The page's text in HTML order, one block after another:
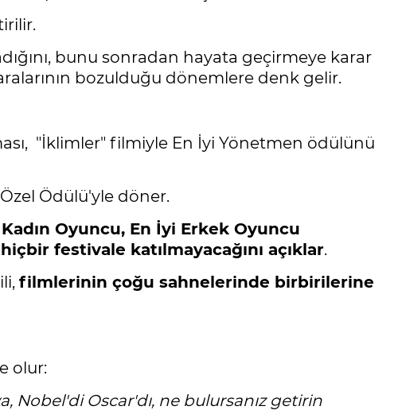
bunu sonradan hayata geçirmeye karar
bozulduğu dönemlere denk gelir.
"İklimler" filmiyle En İyi Yönetmen ödülünü
Ödülü'yle döner.
Oyuncu, En İyi Erkek Oyuncu
festivale katılmayacağını açıklar.
filmlerinin çoğu sahnelerinde birbirilerine
olur:
Nobel'di Oscar'dı, ne bulursanız getirin